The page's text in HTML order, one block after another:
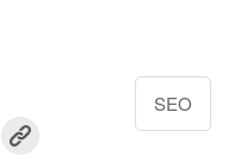
SEO